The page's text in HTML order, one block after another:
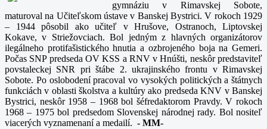
gymnáziu v Rimavskej Sobote,
maturoval na Učiteľskom ústave v Banskej Bystrici. V rokoch 1929
– 1944 pôsobil ako učiteľ v Hrušove, Ostranoch, Liptovskej
Kokave, v Striežovciach. Bol jedným z hlavných organizátorov
ilegálneho protifašistického hnutia a ozbrojeného boja na Gemeri.
Počas SNP predseda OV KSS a RNV v Hnúšti, neskôr predstaviteľ
povstaleckej SNR pri štábe 2. ukrajinského frontu v Rimavskej
Sobote. Po oslobodení pracoval vo vysokých politických a štátnych
funkciách v oblasti školstva a kultúry ako predseda KNV v Banskej
Bystrici, neskôr 1958 – 1968 bol šéfredaktorom Pravdy. V rokoch
1968 – 1975 bol predsedom Slovenskej národnej rady. Bol nositeľ
viacerých vyznamenaní a medailí. - MM-